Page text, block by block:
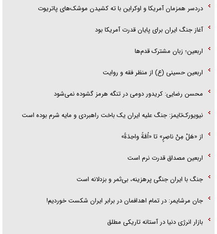
دردسر همزمان آمریکا و اوکراین با ته کشیدن موشک‌های پاتریوت
آغاز جنگ ایران برای پایان قدرت آمریکا بود
اربعین؛ زبان مشترک قدم‌ها
اربعین حسینی (ع) از منظر فقه و روایت
محسن رضایی: کریدور دومی در تنگه هرمز گشوده نمی‌شود
نیویورک‌تایمز: جنگ علیه ایران یک باخت راهبردی و مایه شرم بوده است
از «هَلْ مِنْ ناصِرٍ» تا «اُمَّةً واحِدَةً»
اربعین مصداق قدرت نرم است
جنگ با ایران جنگی پرهزینه، بی‌ثمر و بزدلانه است
جان مرشایمر: در تمام اهدافمان در برابر ایران شکست خوردیم!
بازار انرژی دنیا در آستانه تاریکی مطلق